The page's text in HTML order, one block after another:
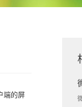
端的屏